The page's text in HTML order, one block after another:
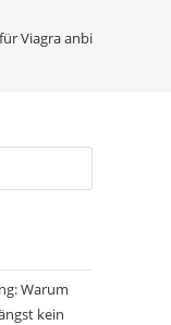
Viagra anbieten
Warum
kein